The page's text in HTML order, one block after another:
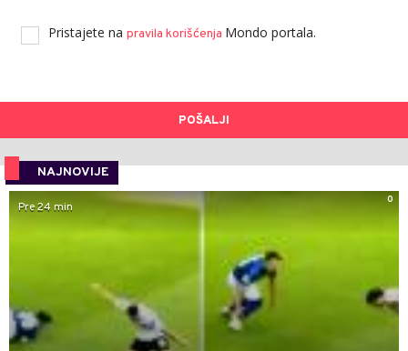
Pristajete na pravila korišćenja Mondo portala.
POŠALJI
NAJNOVIJE
0
Pre 24 min